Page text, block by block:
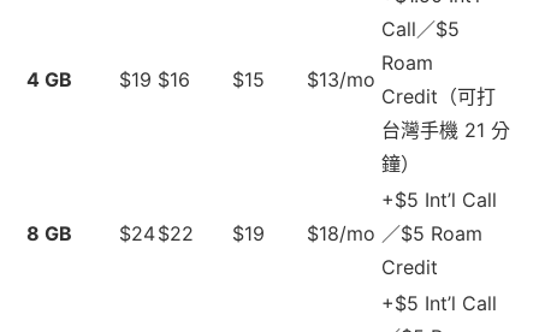
4 GB $19 $16 $15 $13/mo
Call／$5
Roam
Credit（可打
台灣手機 21 分
鐘）
8 GB $24$22 $19 $18/mo
+$5 Int’l Call
／$5 Roam
Credit
+$5 Int’l Call